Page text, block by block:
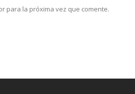
para la próxima vez que comente.